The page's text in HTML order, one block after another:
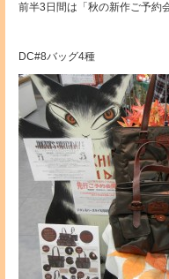
前半3日間は「秋の新作ご予約
DC#8バッグ4種